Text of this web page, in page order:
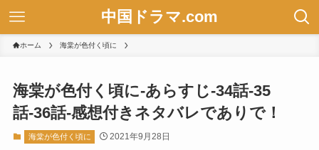
中国ドラマ.com
ホーム 海棠が色付く頃に
海棠が色付く頃に-あらすじ-34話-35
話-36話-感想付きネタバレでありで！
海棠が色付く頃に 2021年9月28日